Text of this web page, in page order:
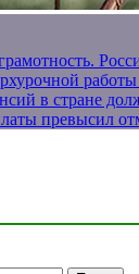
в стране
превысил